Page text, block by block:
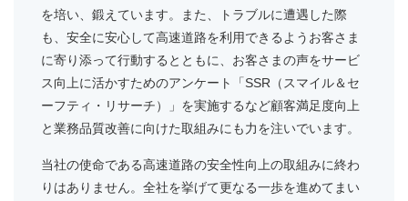
を培い、鍛えています。また、トラブルに遭遇した際
も、安全に安心して高速道路を利用できるようお客さま
に寄り添って行動するとともに、お客さまの声をサービ
ス向上に活かすためのアンケート「SSR（スマイル＆セ
ーフティ・リサーチ）」を実施するなど顧客満足度向上
と業務品質改善に向けた取組みにも力を注いでいます。
当社の使命である高速道路の安全性向上の取組みに終わ
りはありません。全社を挙げて更なる一歩を進めてまい